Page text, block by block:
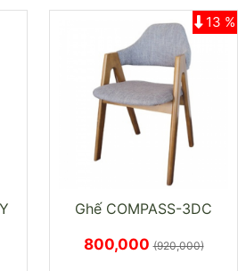
Ghế COMPASS-3DC
13 %
800,000(920,000)